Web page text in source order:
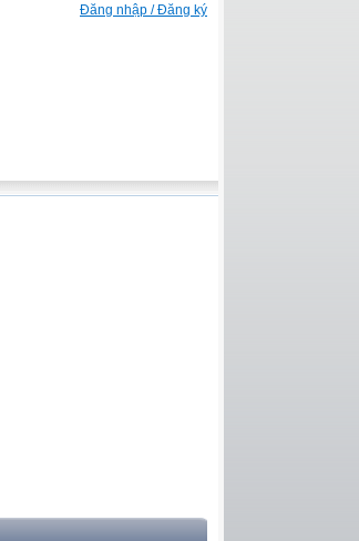
Đăng nhập / Đăng ký